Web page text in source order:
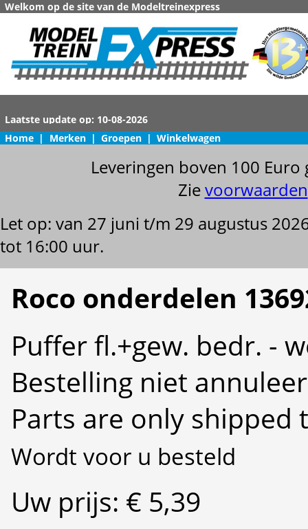
Welkom op de site van de Modeltreinexpress
Home | Merken | Groepen | Winkelwagen
Leveringen boven 100
Zievoorwaarden
Let op: van 27 juni t/m 29 augustus
tot 16:00 uur.
Roco onderdelen
Puffer fl.+gew. bedr. -
Bestelling niet
Parts are only shipped
Wordt voor u besteld
Uw prijs: € 5,39